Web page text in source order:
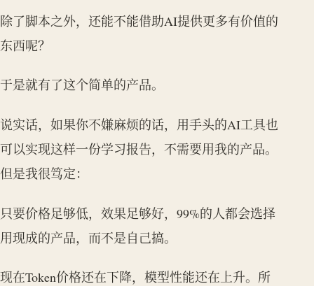
除了脚本之外，还能不能借助AI提供更多有价值的
东西呢？
于是就有了这个简单的产品。
说实话，如果你不嫌麻烦的话，用手头的AI工具也
可以实现这样一份学习报告，不需要用我的产品。
但是我很笃定：
只要价格足够低，效果足够好，99%的人都会选择
用现成的产品，而不是自己搞。
现在Token价格还在下降，模型性能还在上升。所